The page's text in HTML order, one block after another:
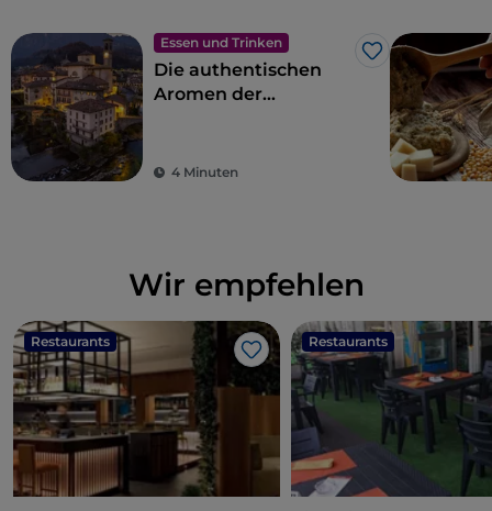
Essen und Trinken
Like
Die authentischen
Aromen der
Brembana
4 Minuten
Wir empfehlen
Restaurants
Like
Restaurants